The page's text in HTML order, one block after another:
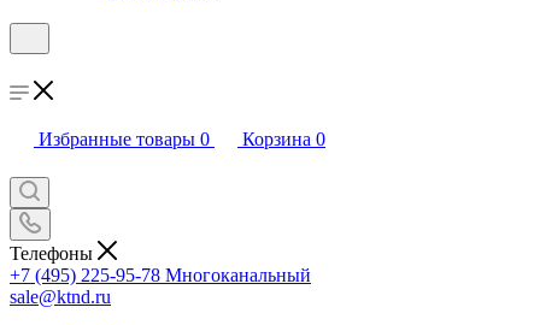
Избранные товары 0 Корзина 0
Телефоны
+7 (495) 225-95-78 Многоканальный
sale@ktnd.ru